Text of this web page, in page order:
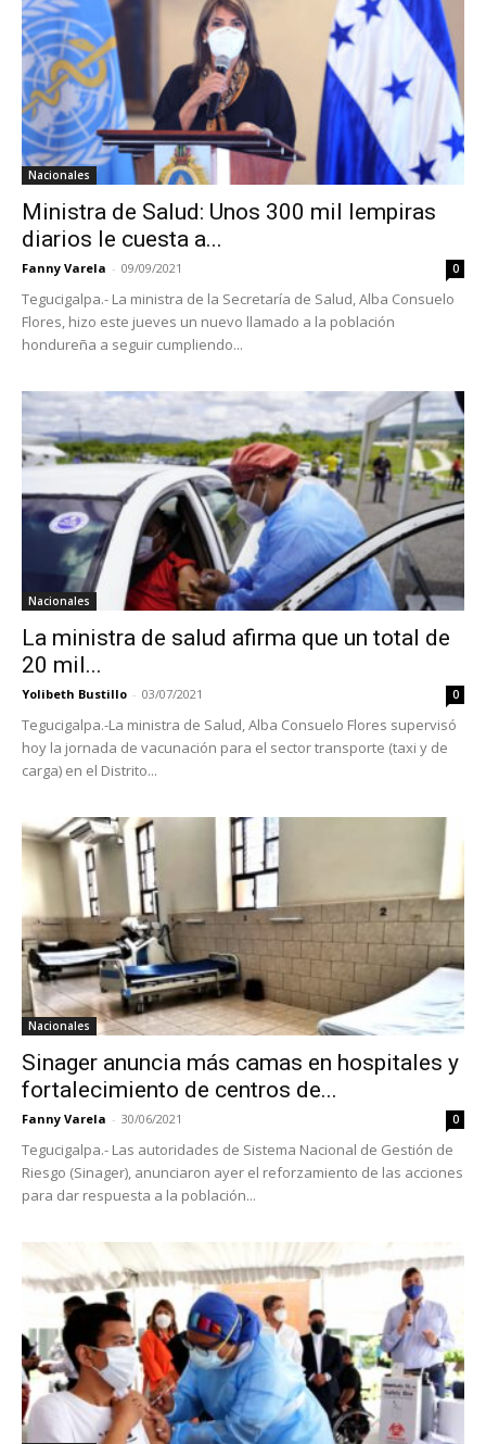
Nacionales
Ministra de Salud: Unos 300 mil lempiras
diarios le cuesta a...
Fanny Varela - 09/09/2021 0
Tegucigalpa.- La ministra de la Secretaría de Salud, Alba Consuelo
Flores, hizo este jueves un nuevo llamado a la población
hondureña a seguir cumpliendo...
Nacionales
La ministra de salud afirma que un total de
20 mil...
Yolibeth Bustillo - 03/07/2021 0
Tegucigalpa.-La ministra de Salud, Alba Consuelo Flores supervisó
hoy la jornada de vacunación para el sector transporte (taxi y de
carga) en el Distrito...
Nacionales
Sinager anuncia más camas en hospitales y
fortalecimiento de centros de...
Fanny Varela - 30/06/2021 0
Tegucigalpa.- Las autoridades de Sistema Nacional de Gestión de
Riesgo (Sinager), anunciaron ayer el reforzamiento de las acciones
para dar respuesta a la población...